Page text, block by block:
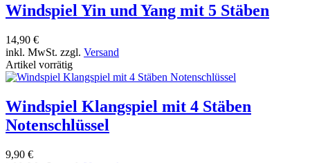
Windspiel Yin und Yang mit 5 Stäben
14,90 €
inkl. MwSt. zzgl. Versand
Artikel vorrätig
Windspiel Klangspiel mit 4 Stäben
Notenschlüssel
9,90 €